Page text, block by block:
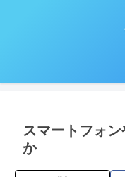
スマートフォ
か